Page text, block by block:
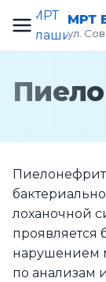
МРТ
ул.
лоханочной
проявляется
нарушением
по анализам